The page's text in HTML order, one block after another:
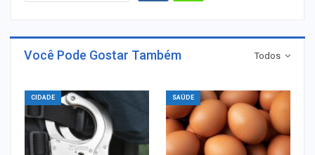
Todos
Você Pode Gostar Também
CIDADE SAÚDE